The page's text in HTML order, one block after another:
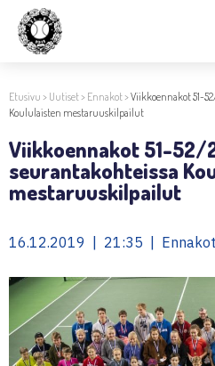
Etusivu > Uutiset> Ennakot>Viikkoennakot 51-
Koululaisten mestaruuskilpailut
Viikkoennakot 51-52/
seurantakohteissa
mestaruuskilpailut
16.12.2019 | 21:35 | Ennakot